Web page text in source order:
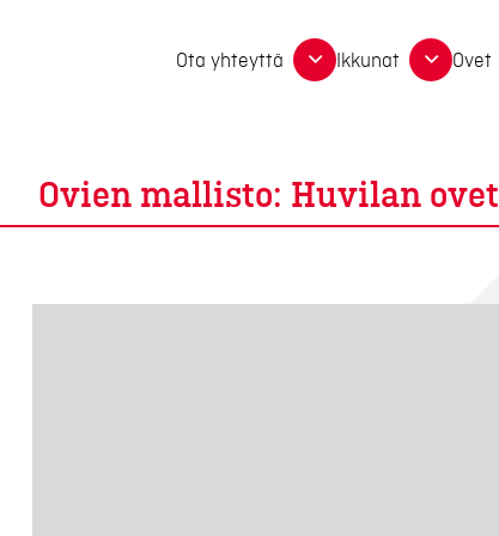
Ota yhteyttä Ikkunat Ovet
Ovien mallisto: Huvilan ovet